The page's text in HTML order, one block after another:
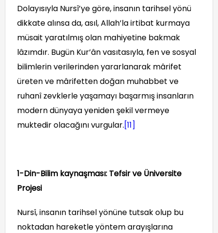
Dolayısıyla Nursî’ye göre, insanın tarihsel yönü
dikkate alınsa da, asıl, Allah’la irtibat kurmaya
müsait yaratılmış olan mahiyetine bakmak
lâzımdır. Bugün Kur’ân vasıtasıyla, fen ve sosyal
bilimlerin verilerinden yararlanarak mârifet
üreten ve mârifetten doğan muhabbet ve
ruhanî zevklerle yaşamayı başarmış insanların
modern dünyaya yeniden şekil vermeye
muktedir olacağını vurgular.[11]
1-Din-Bilim kaynaşması: Tefsir ve Üniversite
Projesi
Nursî, insanın tarihsel yönüne tutsak olup bu
noktadan hareketle yöntem arayışlarına